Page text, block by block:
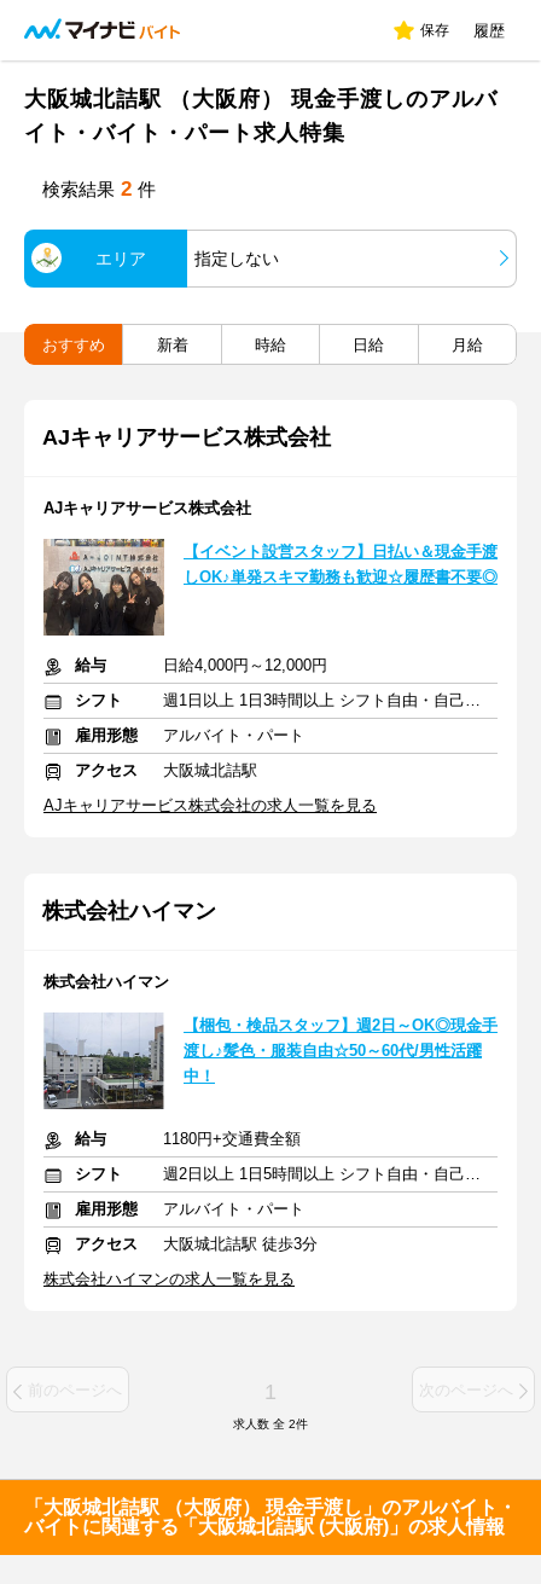
保存 履歴
大阪城北詰駅 （大阪府） 現金手渡しのアルバ
イト・バイト・パート求人特集
検索結果 2 件
エリア 指定しない
おすすめ 新着 時給 日給 月給
AJキャリアサービス株式会社
AJキャリアサービス株式会社
【イベント設営スタッフ】日払い＆現金手渡
しOK♪単発スキマ勤務も歓迎☆履歴書不要◎
給与
日給4,000円～12,000円
シフト
週1日以上 1日3時間以上 シフト自由・自己申告
雇用形態
アルバイト・パート
アクセス
大阪城北詰駅
AJキャリアサービス株式会社の求人一覧を見る
株式会社ハイマン
株式会社ハイマン
【梱包・検品スタッフ】週2日～OK◎現金手
渡し♪髪色・服装自由☆50～60代/男性活躍
中！
給与
1180円+交通費全額
シフト
週2日以上 1日5時間以上 シフト自由・自己申告
雇用形態
アルバイト・パート
アクセス
大阪城北詰駅 徒歩3分
株式会社ハイマンの求人一覧を見る
前のページへ 1 次のページへ
求人数 全 2件
「大阪城北詰駅 （大阪府） 現金手渡し」のアルバイト・
バイトに関連する「大阪城北詰駅 (大阪府)」の求人情報